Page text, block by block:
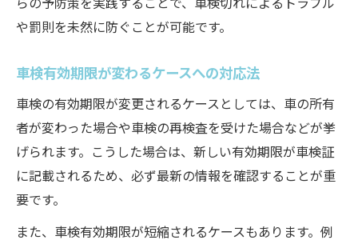
や罰則を未然に防ぐことが可能です。
車検有効期限が変わるケースへの対応法
車検の有効期限が変更されるケースとしては、車の所有
者が変わった場合や車検の再検査を受けた場合などが挙
げられます。こうした場合は、新しい有効期限が車検証
に記載されるため、必ず最新の情報を確認することが重
要です。
また、車検有効期限が短縮されるケースもあります。例